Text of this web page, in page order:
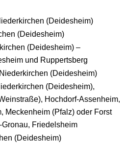
(Deidesheim)
(Deidesheim)
(Deidesheim) –
und Ruppertsberg
(Deidesheim)
(Deidesheim),
Hochdorf-Assenheim,
Meckenheim (Pfalz) oder Forst
Friedelsheim
(Deidesheim)